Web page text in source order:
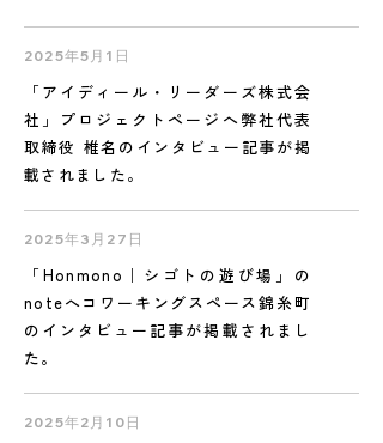
2025年5月1日
「アイディール・リーダーズ株式会
社」プロジェクトページへ弊社代表
取締役 椎名のインタビュー記事が掲
載されました。
2025年3月27日
「Honmono｜シゴトの遊び場」の
noteへコワーキングスペース錦糸町
のインタビュー記事が掲載されまし
た。
2025年2月10日